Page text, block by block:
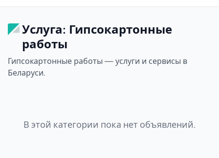
Услуга: Гипсокартонные
работы
Гипсокартонные работы — услуги и сервисы в
Беларуси.
В этой категории пока нет объявлений.